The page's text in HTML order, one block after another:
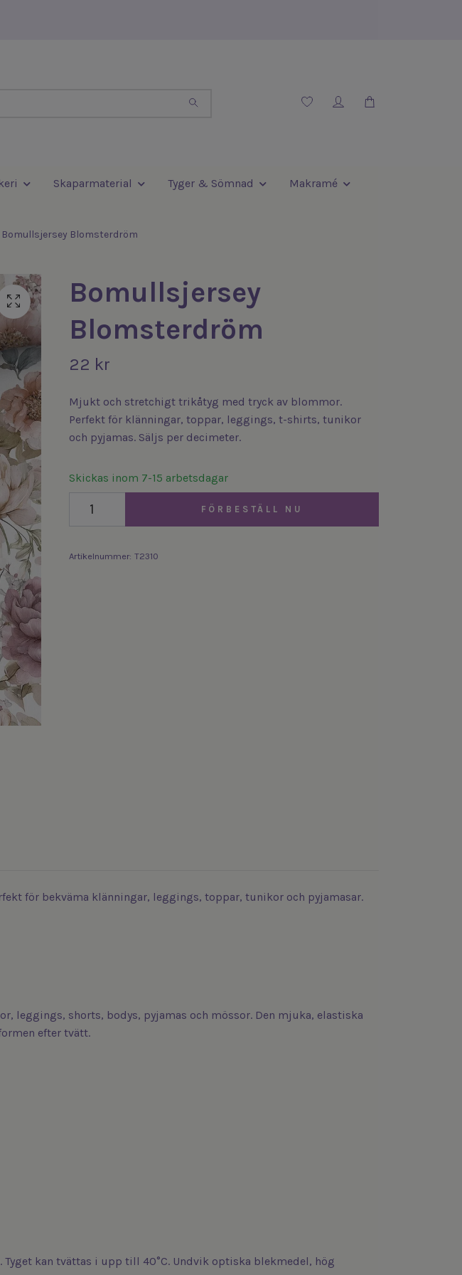
Skaparmaterial Tyger & Sömnad Makramé
Bomullsjersey Blomsterdröm
Bomullsjersey
Blomsterdröm
22 kr
Mjukt och stretchigt trikåtyg med tryck av blommor.
Perfekt för klänningar, toppar, leggings, t-shirts, tunikor
och pyjamas. Säljs per decimeter.
Skickas inom 7-15 arbetsdagar
FÖRBESTÄLL NU
Artikelnummer: T2310
för bekväma klänningar, leggings, toppar, tunikor och pyjamasar.
leggings, shorts, bodys, pyjamas och mössor. Den mjuka, elastiska
efter tvätt.
kan tvättas i upp till 40°C. Undvik optiska blekmedel, hög